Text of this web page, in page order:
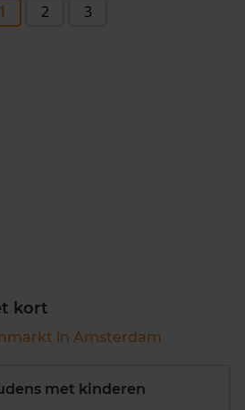
1 2 3
kort
in Amsterdam
met kinderen